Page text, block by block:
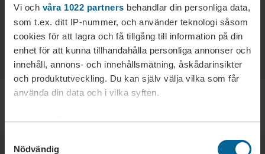
Vi och våra 1022 partners behandlar din personliga data,
som t.ex. ditt IP-nummer, och använder teknologi såsom
cookies för att lagra och få tillgång till information på din
enhet för att kunna tillhandahålla personliga annonser och
innehåll, annons- och innehållsmätning, åskådarinsikter
och produktutveckling. Du kan själv välja vilka som får
använda din data och i vilka syften.
Med din tillåtelse skulle vi även vilja:
kan ha en noggrannhet på upp till flera meter
Nödvändig